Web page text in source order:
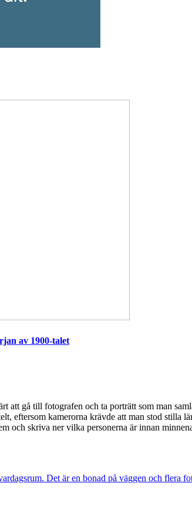
av 1900-talet
att gå till fotografen och ta porträtt som man
eftersom kamerorna krävde att man stod
och skriva ner vilka personerna är innan